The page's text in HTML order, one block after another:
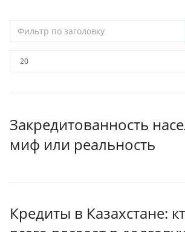
по
Закредитованность
миф или реальность
Кредиты в Казахстане: